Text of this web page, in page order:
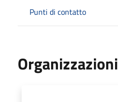
Punti di contatto
Organizzazioni